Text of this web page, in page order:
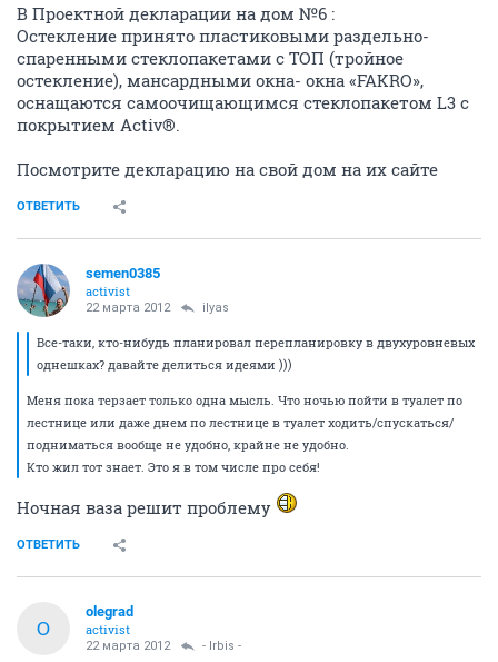
В Проектной декларации на дом №6 :
Остекление принято пластиковыми раздельно-
спаренными стеклопакетами с ТОП (тройное
остекление), мансардными окна- окна «FAKRO»,
оснащаются самоочищающимся стеклопакетом L3 с
покрытием Activ®.
Посмотрите декларацию на свой дом на их сайте
ОТВЕТИТЬ
semen0385
activist
22 марта 2012 ilyas
Все-таки, кто-нибудь планировал перепланировку в двухуровневых
однешках? давайте делиться идеями )))
Меня пока терзает только одна мысль. Что ночью пойти в туалет по
лестнице или даже днем по лестнице в туалет ходить/спускаться/
подниматься вообще не удобно, крайне не удобно.
Кто жил тот знает. Это я в том числе про себя!
Ночная ваза решит проблему
ОТВЕТИТЬ
O
olegrad
activist
22 марта 2012 - Irbis -